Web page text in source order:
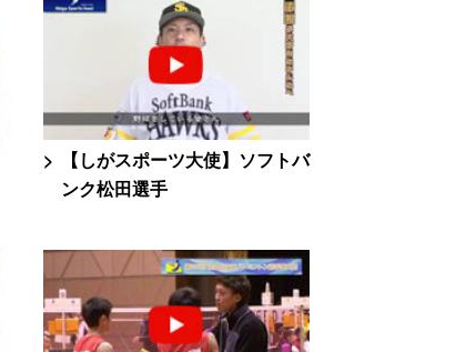
【しがスポーツ大使】ソフトバ
ンク松田選手